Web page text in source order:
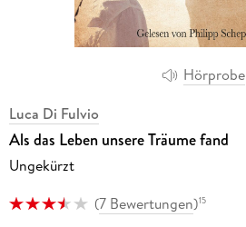
Hörprobe
Luca Di Fulvio
Als das Leben unsere Träume fand
Ungekürzt
(7 Bewertungen)15